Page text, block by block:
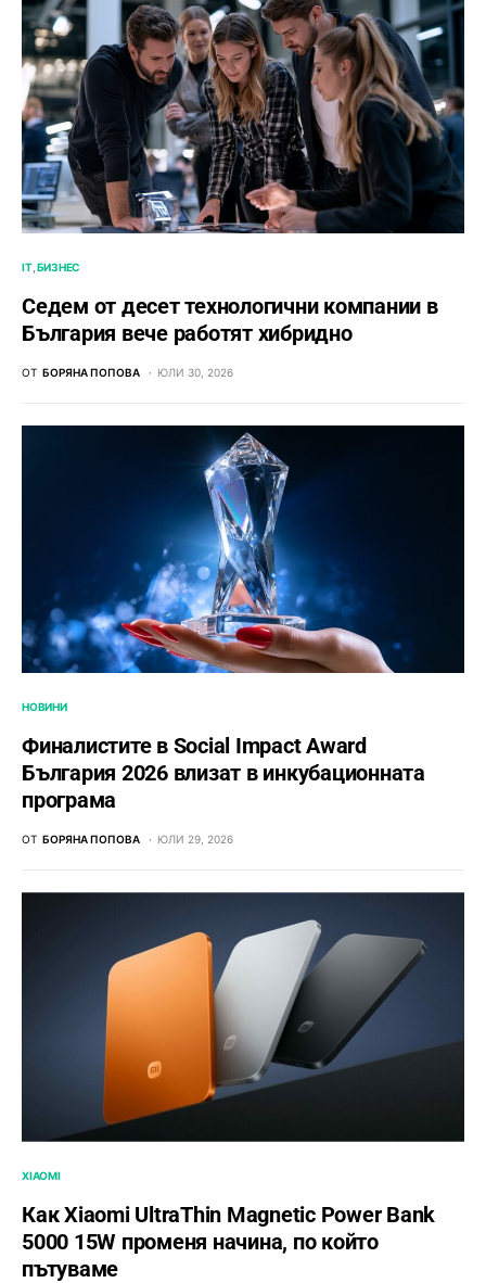
IT БИЗНЕС
Седем от десет технологични компании в
България вече работят хибридно
ОТ БОРЯНА ПОПОВА ЮЛИ 30, 2026
НОВИНИ
Финалистите в Social Impact Award
България 2026 влизат в инкубационната
програма
ОТ БОРЯНА ПОПОВА ЮЛИ 29, 2026
XIAOMI
Как Xiaomi UltraThin Magnetic Power Bank
5000 15W променя начина, по който
пътуваме